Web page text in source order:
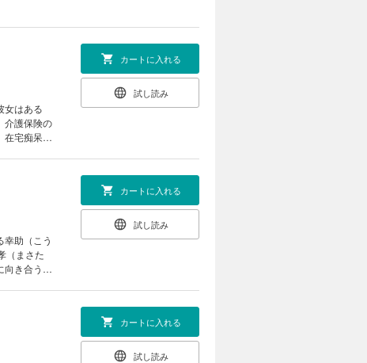
女はある
介護保険の
在宅痴呆介
カートに入れる
試し読み
助（こう
（まさた
き合う
カートに入れる
試し読み
カートに入れる
試し読み